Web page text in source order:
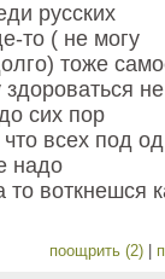
русских
то ( не могу
тоже
не
сих пор
всех под
надо
то воткнешся
поощрить (2)